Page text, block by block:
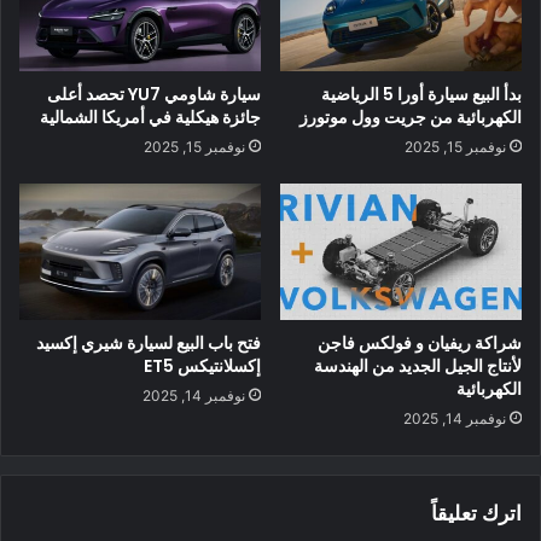
سيارة الدفع الرباعي الكهربائية ستكون الكروس الآخر ، الذي يحمل
الاسم الرمزي V546 ، سوف يقع بين XC60 متوسطة الحجم و
2025. سيتم تصنيع حوالي 100000 وحدة من هذا الطراز في
الولايات المتحدة والصين كل عام.
بدأ البيع سيارة أورا 5 الرياضية
الكهربائية من جريت وول موتورز
نوفمبر 15, 2025
سيارة شاومي YU7 تحصد أعلى
جائزة هيكلية في أمريكا الشمالية
نوفمبر 15, 2025
شراكة ريفيان و فولكس فاجن
لأنتاج الجيل الجديد من الهندسة
الكهربائية
نوفمبر 14, 2025
فتح باب البيع لسيارة شيري إكسيد
إكسلانتيكس ET5
نوفمبر 14, 2025
اترك تعليقاً